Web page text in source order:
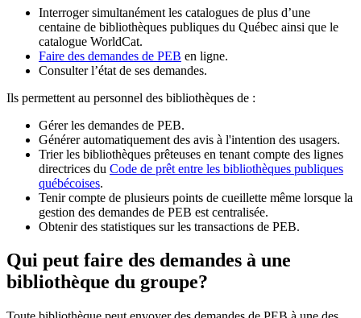
Interroger simultanément les catalogues de plus d’une
centaine de bibliothèques publiques du Québec ainsi que le
catalogue WorldCat.
Faire des demandes de PEB en ligne.
Consulter l’état de ses demandes.
Ils permettent au personnel des bibliothèques de :
Gérer les demandes de PEB.
Générer automatiquement des avis à l'intention des usagers.
Trier les bibliothèques prêteuses en tenant compte des lignes
directrices du Code de prêt entre les bibliothèques publiques
québécoises.
Tenir compte de plusieurs points de cueillette même lorsque la
gestion des demandes de PEB est centralisée.
Obtenir des statistiques sur les transactions de PEB.
Qui peut faire des demandes à une
bibliothèque du groupe?